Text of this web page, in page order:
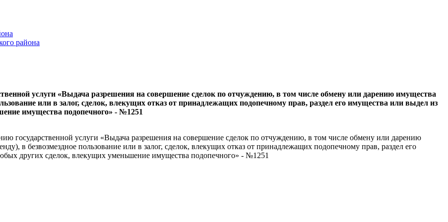
района
услуги «Выдача разрешения на совершение сделок по отчуждению, в том числе обмену или дарению имущества
или в залог, сделок, влекущих отказ от принадлежащих подопечному прав, раздел его имущества или выдел из
имущества подопечного» - №1251
государственной услуги «Выдача разрешения на совершение сделок по отчуждению, в том числе обмену или дарению
в безвозмездное пользование или в залог, сделок, влекущих отказ от принадлежащих подопечному прав, раздел его
других сделок, влекущих уменьшение имущества подопечного» - №1251